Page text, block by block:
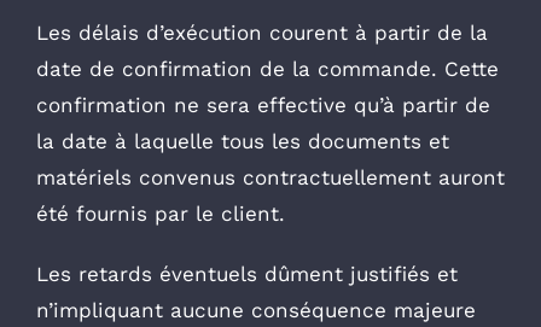
Les délais d’exécution courent à partir de la
date de confirmation de la commande. Cette
confirmation ne sera effective qu’à partir de
la date à laquelle tous les documents et
matériels convenus contractuellement auront
été fournis par le client.
Les retards éventuels dûment justifiés et
n’impliquant aucune conséquence majeure